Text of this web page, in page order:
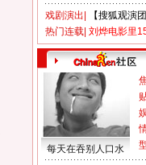
戏剧演出
【搜狐观演
热门连载 刘烨电影里
每天在吞别人口水